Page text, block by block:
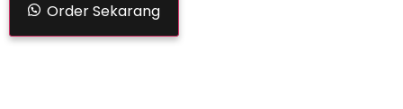
Order Sekarang